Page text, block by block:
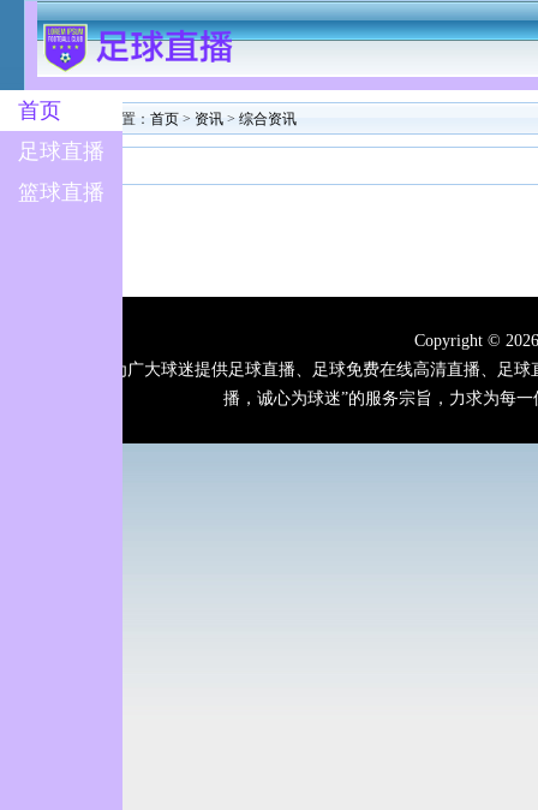
首页
足球直播
篮球直播
您当前的位置： 首页 > 资讯 > 综合资讯
Copyright ©
919直播网为广大球迷提供足球直播、足球免费在线高清直播、足
播，诚心为球迷”的服务宗旨，力求为每